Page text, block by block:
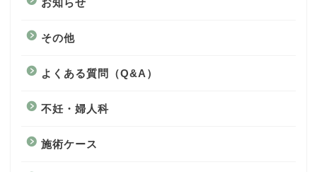
お知らせ
その他
よくある質問（Q&A）
不妊・婦人科
施術ケース